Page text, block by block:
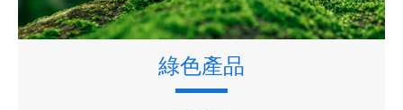
綠色產品